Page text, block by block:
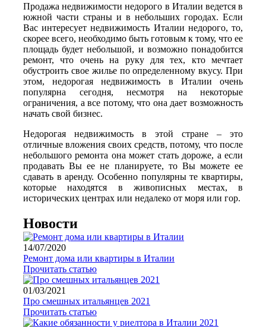
Продажа недвижимости недорого в Италии ведется в
южной части страны и в небольших городах. Если
Вас интересует недвижимость Италии недорого, то,
скорее всего, необходимо быть готовым к тому, что ее
площадь будет небольшой, и возможно понадобится
ремонт, что очень на руку для тех, кто мечтает
обустроить свое жилье по определенному вкусу. При
этом, недорогая недвижимость в Италии очень
популярна сегодня, несмотря на некоторые
ограничения, а все потому, что она дает возможность
начать свой бизнес.
Недорогая недвижимость в этой стране – это
отличные вложения своих средств, потому, что после
небольшого ремонта она может стать дороже, а если
продавать Вы ее не планируете, то Вы можете ее
сдавать в аренду. Особенно популярны те квартиры,
которые находятся в живописных местах, в
исторических центрах или недалеко от моря или гор.
Новости
14/07/2020
Pемонт дома или квартиры в Италии
Прочитать статью
01/03/2021
Про смешных итальянцев 2021
Прочитать статью